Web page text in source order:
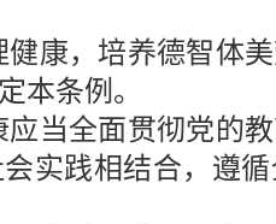
健康，培养德智体
本条例。
当全面贯彻党的
实践相结合，遵